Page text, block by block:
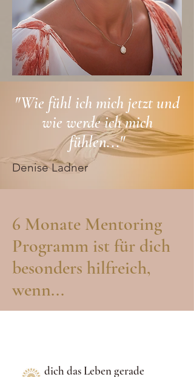
"Wie fühl ich mich jetzt und
wie werde ich mich
fühlen..."
Denise Ladner
6 Monate Mentoring
Programm ist für dich
besonders hilfreich,
wenn...
dich das Leben gerade